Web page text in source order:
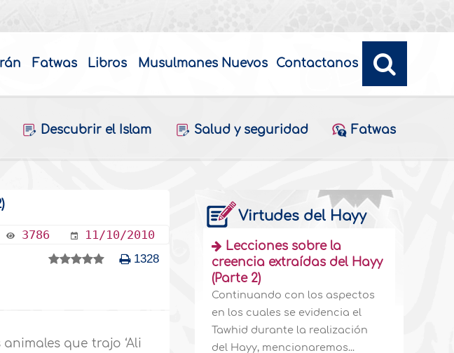
Fatwas Libros Musulmanes Nuevos Contactanos
Descubrir el Islam Salud y seguridad Fatwas
3786 11/10/2010
1328
que trajo ‘Ali
Virtudes del Hayy
Lecciones sobre la
creencia extraídas del Hayy
(Parte 2)
Continuando con los aspectos
en los cuales se evidencia el
Tawhid durante la realización
del Hayy, mencionaremos...